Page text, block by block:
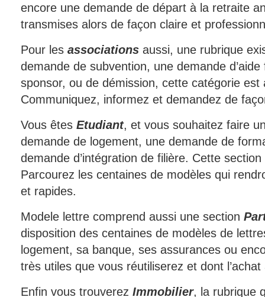
encore une demande de départ à la retraite
transmises alors de façon claire et
Pour les associations aussi, une rubrique
demande de subvention, une demande
sponsor, ou de démission, cette catégorie est
Communiquez, informez et demandez de
Vous êtes Etudiant, et vous souhaitez faire
demande de logement, une demande de
demande d’intégration de filière. Cette
Parcourez les centaines de modèles qui
et rapides.
Modele lettre comprend aussi une section
disposition des centaines de modèles de
logement, sa banque, ses assurances ou
très utiles que vous réutiliserez et dont
Enfin vous trouverez Immobilier, la rubrique